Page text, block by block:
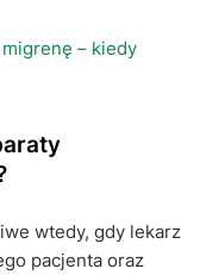
– kiedy
wtedy, gdy lekarz
pacjenta oraz